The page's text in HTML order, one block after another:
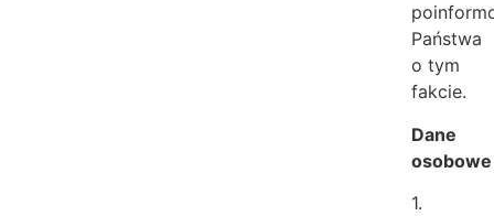
Państwa
o tym
fakcie.
Dane
osobowe
1.